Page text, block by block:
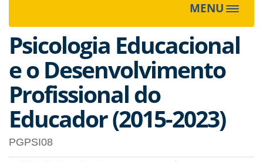
MENU
Toggle
Psicologia Educacional
e o Desenvolvimento
Profissional do
Educador (2015-2023)
PGPSI08